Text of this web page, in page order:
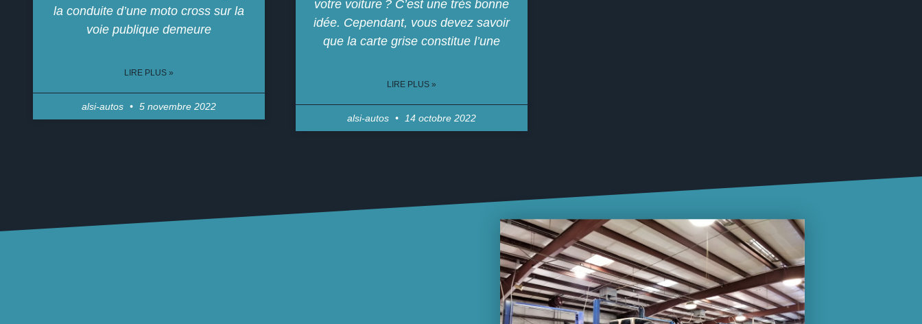
la conduite d’une moto cross sur la
voie publique demeure
LIRE PLUS »
alsi-autos 5 novembre 2022
votre voiture ? C’est une très bonne
idée. Cependant, vous devez savoir
que la carte grise constitue l’une
LIRE PLUS »
alsi-autos 14 octobre 2022